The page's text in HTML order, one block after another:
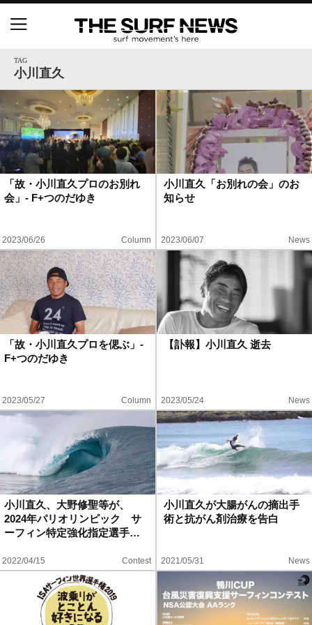
TAG
小川直久
「故・小川直久プロのお別れ
会」- F+つのだゆき
2023/06/26 Column
小川直久「お別れの会」のお
知らせ
2023/06/07 News
「故・小川直久プロを偲ぶ」-
F+つのだゆき
2023/05/27 Column
【訃報】小川直久 逝去
2023/05/24 News
小川直久、大野修聖等が、
2024年パリオリンピック サ
ーフィン特定強化指定選手…
2022/04/15 Contest
小川直久が大腸がんの摘出手
術と抗がん剤治療を告白
2021/05/31 News
【五十嵐カノア独占インタビュー】旧友レオ、ジャ
ックとの豪華プライベートセッション
S.ONE ショート＆ロング開幕戦・現地リポート（高
橋みなと）
特集
試合
ハウツー
ウェストジャパン
イベント・リリース